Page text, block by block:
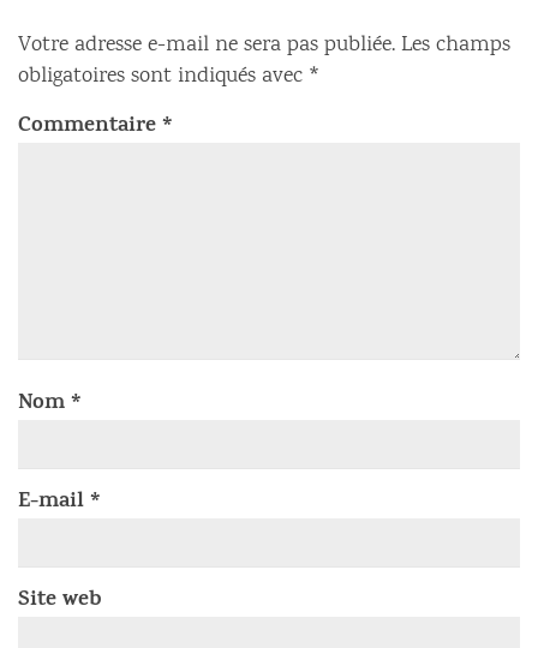
Votre adresse e-mail ne sera pas publiée.Les champs
obligatoires sont indiqués avec *
Commentaire*
Nom*
E-mail*
Site web